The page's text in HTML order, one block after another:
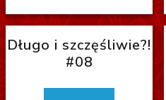
Długo i szczęśliwie?!
#08